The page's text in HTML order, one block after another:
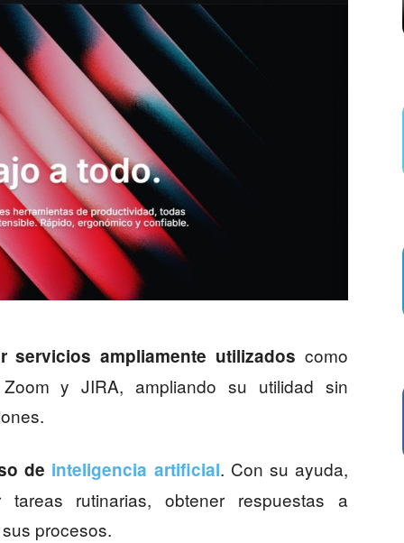
servicios ampliamente utilizados como
y JIRA, ampliando su utilidad sin
de inteligencia artificial. Con su ayuda,
rutinarias, obtener respuestas a
procesos.